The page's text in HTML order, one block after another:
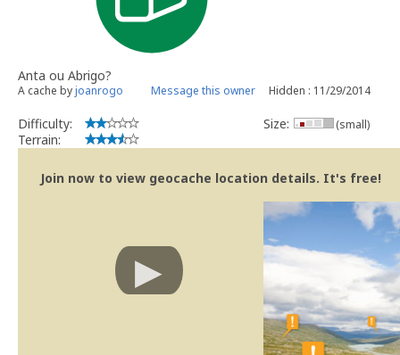
Anta ou Abrigo?
A cache byjoanrogo Message this owner Hidden : 11/29/2014
Difficulty:
Terrain:
Size: (small)
Join now to view geocache location details. It's free!